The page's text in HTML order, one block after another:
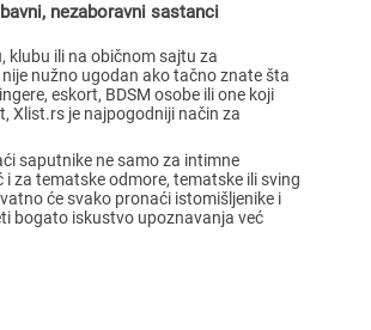
nezaboravni sastanci
klubu ili na običnom sajtu za
nužno ugodan ako tačno znate šta
eskort, BDSM osobe ili one koji
Xlist.rs je najpogodniji način za
saputnike ne samo za intimne
i za tematske odmore, tematske ili sving
će svako pronaći istomišljenike i
bogato iskustvo upoznavanja već